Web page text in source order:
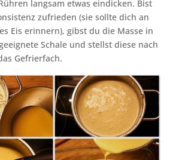
langsam etwas eindicken. Bist
zufrieden (sie sollte dich an
Eis erinnern), gibst du die Masse in
Schale und stellst diese nach
Gefrierfach.